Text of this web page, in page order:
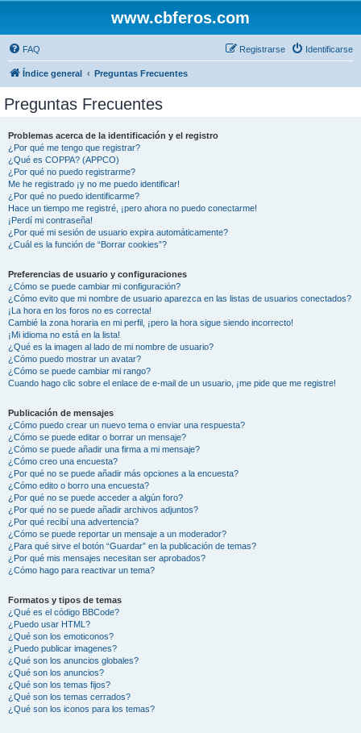
www.cbferos.com
FAQ Identificarse
Registrarse
Índice general Preguntas Frecuentes
Preguntas Frecuentes
Problemas acerca de la identificación y el registro
¿Por qué me tengo que registrar?
¿Qué es COPPA? (APPCO)
¿Por qué no puedo registrarme?
Me he registrado ¡y no me puedo identificar!
¿Por qué no puedo identificarme?
Hace un tiempo me registré, ¡pero ahora no puedo conectarme!
¡Perdí mi contraseña!
¿Por qué mi sesión de usuario expira automáticamente?
¿Cuál es la función de “Borrar cookies”?
Preferencias de usuario y configuraciones
¿Cómo se puede cambiar mi configuración?
¿Cómo evito que mi nombre de usuario aparezca en las listas de usuarios conectados?
¡La hora en los foros no es correcta!
Cambié la zona horaria en mi perfil, ¡pero la hora sigue siendo incorrecto!
¡Mi idioma no está en la lista!
¿Qué es la imagen al lado de mi nombre de usuario?
¿Cómo puedo mostrar un avatar?
¿Cómo se puede cambiar mi rango?
Cuando hago clic sobre el enlace de e-mail de un usuario, ¡me pide que me registre!
Publicación de mensajes
¿Cómo puedo crear un nuevo tema o enviar una respuesta?
¿Cómo se puede editar o borrar un mensaje?
¿Cómo se puede añadir una firma a mi mensaje?
¿Cómo creo una encuesta?
¿Por qué no se puede añadir más opciones a la encuesta?
¿Cómo edito o borro una encuesta?
¿Por qué no se puede acceder a algún foro?
¿Por qué no se puede añadir archivos adjuntos?
¿Por qué recibí una advertencia?
¿Cómo se puede reportar un mensaje a un moderador?
¿Para qué sirve el botón “Guardar” en la publicación de temas?
¿Por qué mis mensajes necesitan ser aprobados?
¿Cómo hago para reactivar un tema?
Formatos y tipos de temas
¿Qué es el código BBCode?
¿Puedo usar HTML?
¿Qué son los emoticonos?
¿Puedo publicar imagenes?
¿Qué son los anuncios globales?
¿Qué son los anuncios?
¿Qué son los temas fijos?
¿Qué son los temas cerrados?
¿Qué son los iconos para los temas?